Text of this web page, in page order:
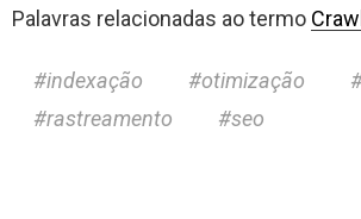
Palavras relacionadas ao termo
indexação otimização
rastreamento
seo